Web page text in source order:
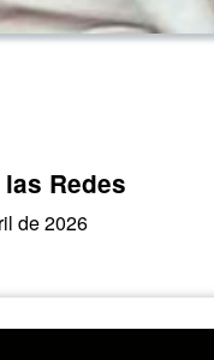
Redes
de 2026